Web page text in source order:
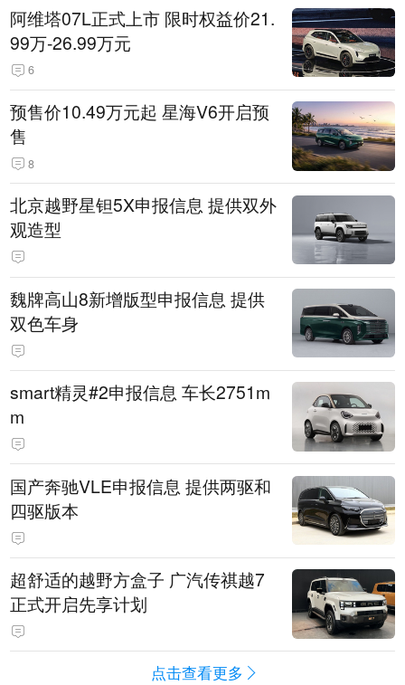
阿维塔07L正式上市 限时权益价21.
99万-26.99万元
6
预售价10.49万元起 星海V6开启预
售
8
北京越野星钽5X申报信息 提供双外
观造型
魏牌高山8新增版型申报信息 提供
双色车身
smart精灵#2申报信息 车长2751m
m
国产奔驰VLE申报信息 提供两驱和
四驱版本
超舒适的越野方盒子 广汽传祺越7
正式开启先享计划
点击查看更多